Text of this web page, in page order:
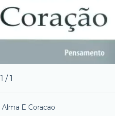
1 /1
Alma E Coracao